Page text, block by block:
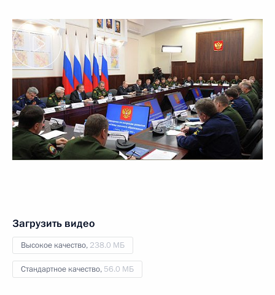
Загрузить видео
Высокое качество, 238.0 МБ
Стандартное качество, 56.0 МБ